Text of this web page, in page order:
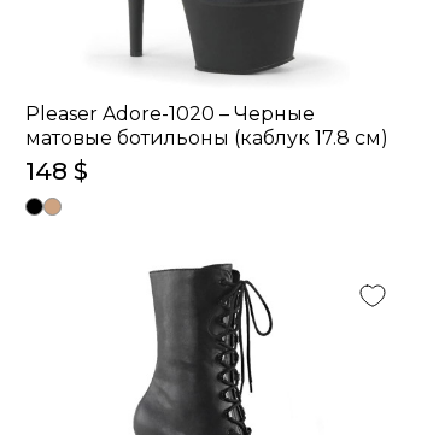
Pleaser Adore-1020 – Черные
матовые ботильоны (каблук 17.8 см)
148 $